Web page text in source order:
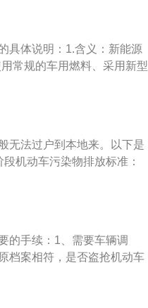
上牌手续即可。办理转移受
照片，交易市场过户发票。
具体说明：1.含义：新能源
常规的车用燃料、采用新型
进技术，形成的技术原理先
动机汽车等。
无法过户到本地来。以下是
机动车污染物排放标准：
排放标准，不过在2013年欧
可降低43%，排放标准更
受到影响。实行国六排放，
的新车会被限制上牌。但是
因为二手车交易只存在正常
的手续：1、需要车辆调
档案相符，是否盗抢机动车
交监管海关出具的《中华